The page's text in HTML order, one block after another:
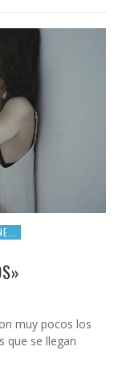
muy pocos los
que se llegan